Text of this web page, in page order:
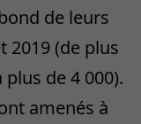
de leurs
2019 (de plus
de 4 000).
amenés à